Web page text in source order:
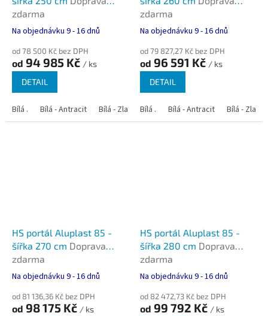
zdarma
Na objednávku 9 - 16 dnů
od 78 500 Kč bez DPH
od 94 985 Kč / ks
DETAIL
Bílá . Bílá - Antracit Bílá - Zlatý dub Bílá - Tmavý dub Bílá -
zdarma
Na objednávku 9 - 16 dnů
od 79 827,27 Kč bez DPH
od 96 591 Kč / ks
DETAIL
Bílá . Bílá - Antracit Bílá - Zlatý
HS portál Aluplast 85 -
šířka 270 cm Doprava
zdarma
Na objednávku 9 - 16 dnů
od 81 136,36 Kč bez DPH
od 98 175 Kč / ks
HS portál Aluplast 85 -
šířka 280 cm Doprava
zdarma
Na objednávku 9 - 16 dnů
od 82 472,73 Kč bez DPH
od 99 792 Kč / ks